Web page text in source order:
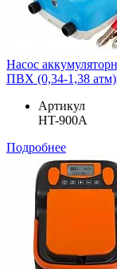
Насос
ПВХ (0,34-1,38
Артикул
HT-900А
Подробнее